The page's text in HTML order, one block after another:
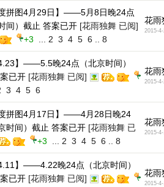
度拼图4月29日】——5月8日晚24点
间）截止 答案已开 [花雨独舞 已阅]
+3
2 3 4 5 6 8
花雨
2015-
4.23】——5.5晚24点（北京时间）
已开 [花雨独舞 已阅]
3 4 5 6
花雨
2015-
度拼图4月17日】——4月28日晚24
时间）截止 答案已开 [花雨独舞 已
+3 2 3 4 5 6 8
花雨
2015-
4.11】——4.22晚24点（北京时间）
已开 [花雨独舞 已阅]
花雨
2015-4-